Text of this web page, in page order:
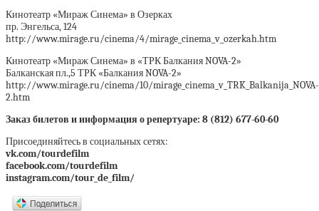
Кинотеатр «Мираж Синема» в Озерках
пр. Энгельса, 124
http://www.mirage.ru/cinema/4/mirage_cinema_v_ozerkah.htm
Кинотеатр «Мираж Синема» в «ТРК Балкания NOVA-2»
Балканская пл.,5 ТРК «Балкания NOVA-2»
http://www.mirage.ru/cinema/10/mirage_cinema_v_TRK_Balkanija_NOVA-
2.htm
Заказ билетов и информация о репертуаре: 8 (812) 677-60-60
Присоединяйтесь в социальных сетях:
vk.com/tourdefilm
facebook.com/tourdefilm
instagram.com/tour_de_film/